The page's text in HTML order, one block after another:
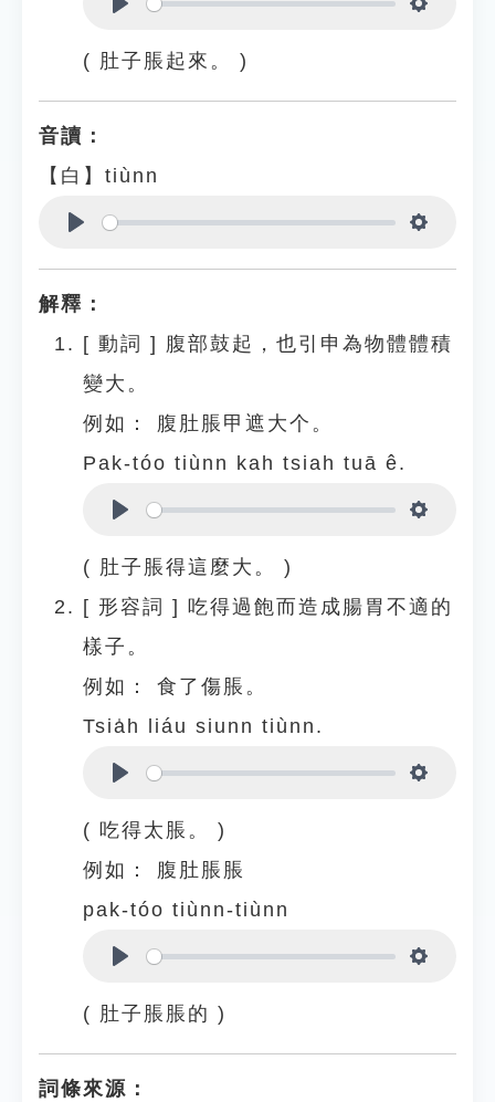
( 肚子脹起來。 )
音讀：
【白】tiùnn
解釋：
[ 動詞 ] 腹部鼓起，也引申為物體體積
變大。
例如：
腹肚脹甲遮大个。
Pak-tóo tiùnn kah tsiah tuā ê.
( 肚子脹得這麼大。 )
[ 形容詞 ] 吃得過飽而造成腸胃不適的
樣子。
例如：
食了傷脹。
Tsia̍h liáu siunn tiùnn.
( 吃得太脹。 )
例如：
腹肚脹脹
pak-tóo tiùnn-tiùnn
( 肚子脹脹的 )
詞條來源：